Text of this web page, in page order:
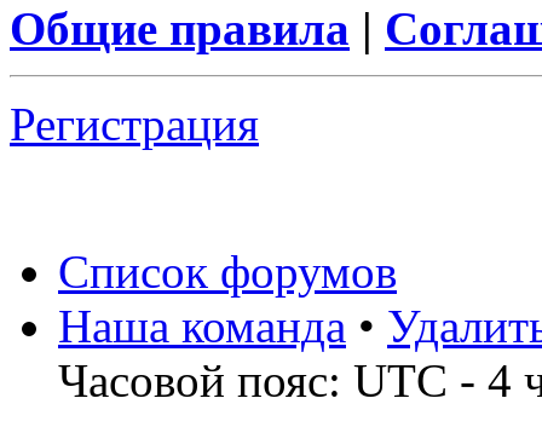
Общие правила |
Регистрация
Список форумов
Наша команда •
Часовой пояс: UTC - 4